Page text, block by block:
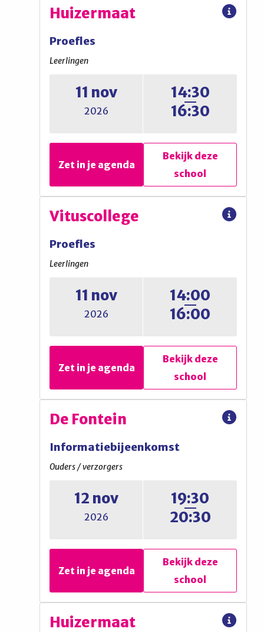
Huizermaat
Informatieavond Talent /
ouders hoogbegaafde
Zet in je agenda
Bekijk deze
Huizermaat
Proefles
Leerlingen
11 nov
2026
14:30
16:30
Zet in je agenda
Bekijk deze
school
Huizermaat
Lesjesmiddag groep 8. Meld je
aan via de site.
Zet in je agenda
school
Vituscollege
Proefles
Leerlingen
11 nov
2026
14:00
16:00
Zet in je agenda
Bekijk deze
school
Vituscollege
Vitus Experience 1
Zet in je agenda
school
De Fontein
Informatiebijeenkomst
Ouders / verzorgers
12 nov
2026
19:30
20:30
Zet in je agenda
Bekijk deze
school
De Fontein
Huizermaat